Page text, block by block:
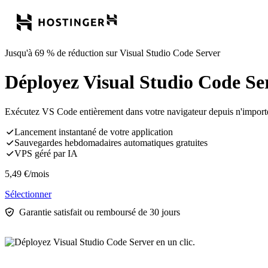
Jusqu'à 69 % de réduction sur Visual Studio Code Server
Déployez Visual Studio Code
Exécutez VS Code entièrement dans votre navigateur depuis
Lancement instantané de votre application
Sauvegardes hebdomadaires automatiques gratuites
VPS géré par IA
5,49 €/mois
Sélectionner
Garantie satisfait ou remboursé de 30 jours